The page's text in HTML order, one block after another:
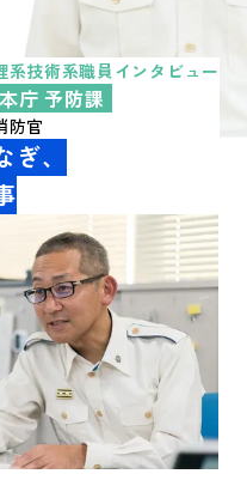
系技術系職員インタビュー
本庁 予防課
防官
、